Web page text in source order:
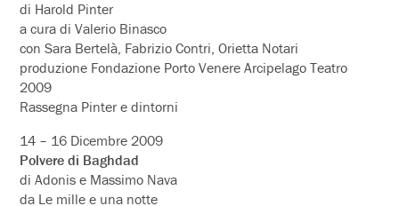
di Harold Pinter
a cura di Valerio Binasco
con Sara Bertelà, Fabrizio Contri, Orietta Notari
produzione Fondazione Porto Venere Arcipelago Teatro
2009
Rassegna Pinter e dintorni
14 – 16 Dicembre 2009
Polvere di Baghdad
di Adonis e Massimo Nava
da Le mille e una notte